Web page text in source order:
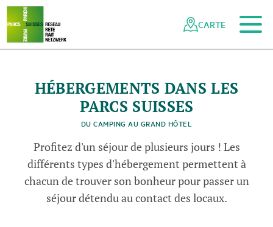
Naviguer
dans
réseau
Navigation
rapide
Vers le contenu principal
Vers la navigation mobile
Vers la recherche
Vers la zone des pieds
Vers le plan du site
CARTE
N
a
t
u
r
p
a
r
k
B
e
v
e
r
in©
S
u i
s s
e
T
o
u
r
i
s
me
-
O
F E
V
/
M
a
r
c u
s
G
y
g
e r
HÉBERGEMENTS DANS LES
PARCS SUISSES
DU CAMPING AU GRAND HÔTEL
Profitez d'un séjour de plusieurs jours ! Les
différents types d'hébergement permettent à
chacun de trouver son bonheur pour passer un
séjour détendu au contact des locaux.